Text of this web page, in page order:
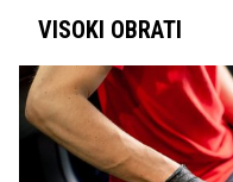
VISOKI OBRATI